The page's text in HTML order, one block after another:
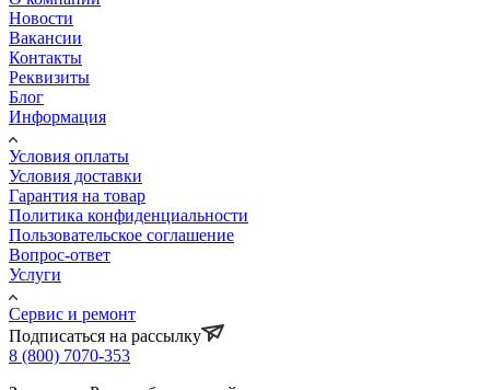
Новости
Вакансии
Контакты
Реквизиты
Блог
Информация
Условия оплаты
Условия доставки
Гарантия на товар
Политика конфиденциальности
Пользовательское соглашение
Вопрос-ответ
Услуги
Сервис и ремонт
Подписаться на рассылку
8 (800) 7070-353